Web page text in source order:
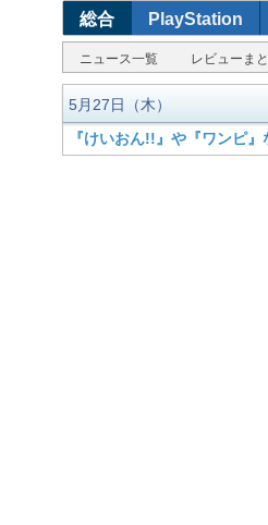
総合 PlayStation
ニュース一覧 レビューま
5月27日（木）
『けいおん!!』や『ワンピ